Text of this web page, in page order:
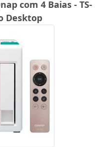
com 4 Baias - TS-
Desktop